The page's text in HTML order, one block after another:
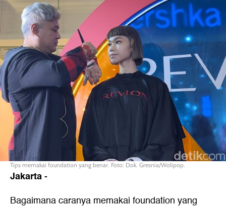
Tips memakai foundation yang benar. Foto: Dok. Gresnia/Wolipop.
Jakarta-
Bagaimana caranya memakai foundation yang